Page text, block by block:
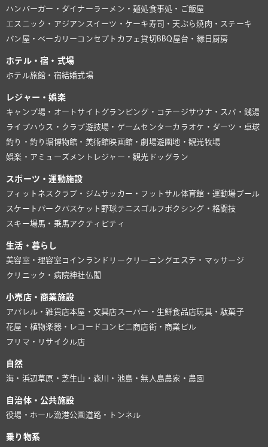
ハンバーガー・ダイナーラーメン・麺処食事処・ご飯屋
エスニック・アジアン スイーツ・ケーキ寿司・天ぷら焼肉・ステーキ
パン屋・ベーカリー コンセプトカフェ貸切BBQ 屋台・縁日 厨房
ホテル・宿・式場
ホテル旅館・宿結婚式場
レジャー・娯楽
キャンプ場・オートサイト グランピング・コテージサウナ・スパ・銭湯
ライブハウス・クラブ遊技場・ゲームセンターカラオケ・ダーツ・卓球
釣り・釣り堀博物館・美術館映画館・劇場遊園地・観光牧場
娯楽・アミューズメント レジャー・観光 ドッグラン
スポーツ・運動施設
フィットネスクラブ・ジム サッカー・フットサル体育館・運動場プール
スケートパーク バスケット 野球テニス ゴルフ ボクシング・格闘技
スキー場馬・乗馬アクティビティ
生活・暮らし
美容室・理容室 コインランドリー クリーニングエステ・マッサージ
クリニック・病院神社仏閣
小売店・商業施設
アパレル・雑貨店本屋・文具店 スーパー・生鮮食品店玩具・駄菓子
花屋・植物楽器・レコード コンビニ商店街・商業ビル
フリマ・リサイクル店
自然
海・浜辺 草原・芝生山・森川・池島・無人島農家・農園
自治体・公共施設
役場・ホール漁港公園 道路・トンネル
乗り物系